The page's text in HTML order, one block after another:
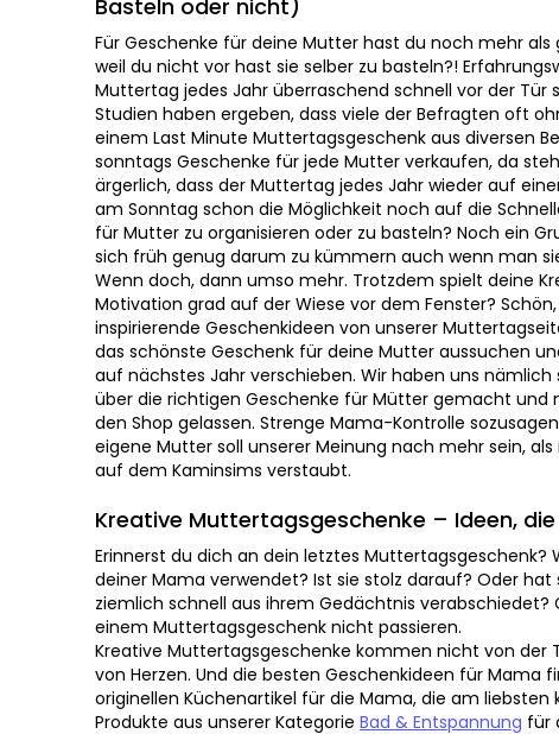
Für Geschenke für deine Mutter hast du noch mehr als
du nicht vor hast sie selber zu basteln?! Erfahrungswerte
jedes Jahr überraschend schnell vor der Tür steht. Und
ergeben, dass viele der Befragten oft ohne Geschenk
Muttertagsgeschenk aus diversen Betrieben, die auch
Mutter verkaufen, da stehen. Ist aber auch ärgerlich, dass
wieder auf einen Sonntag fällt. Wer hat am Sonntag
die Schnelle ein originelles Geschenk für Mutter zu
Noch ein Grund, warum es besser ist, sich früh genug
wenn man sie nicht selber bastelt. Wenn doch, dann
deine Kreativität mit deiner Motivation grad auf der Wiese
auch gut. Du kannst dir inspirierende Geschenkideen von
holen und dir einfach das schönste Geschenk für deine
Basteln vielleicht auf nächstes Jahr verschieben. Wir
Gedanken über die richtigen Geschenke für Mütter
uns in den Shop gelassen. Strenge Mama-Kontrolle
eigene Mutter soll unserer Meinung nach mehr sein, als
dem Kaminsims verstaubt.
Kreative Muttertagsgeschenke – Ideen, die
deiner Mama verwendet? Ist sie stolz darauf? Oder hat
schnell aus ihrem Gedächtnis verabschiedet? Genau das
Muttertagsgeschenk nicht passieren.
Kreative Muttertagsgeschenke kommen nicht von der
Herzen. Und die besten Geschenkideen für Mama findest
Küchenartikel für die Mama, die am liebsten kocht, über
unserer KategorieBad & Entspannungfür die Mama, die
verdient hat, bis hin zu coolen Accessoires für die
zum Muttertag haben strenge Mama-Kontrolle bestanden